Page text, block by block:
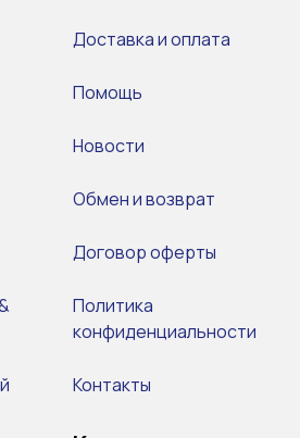
Доставка и оплата
Помощь
Новости
Обмен и возврат
Договор оферты
Политика
конфиденциальности
Контакты